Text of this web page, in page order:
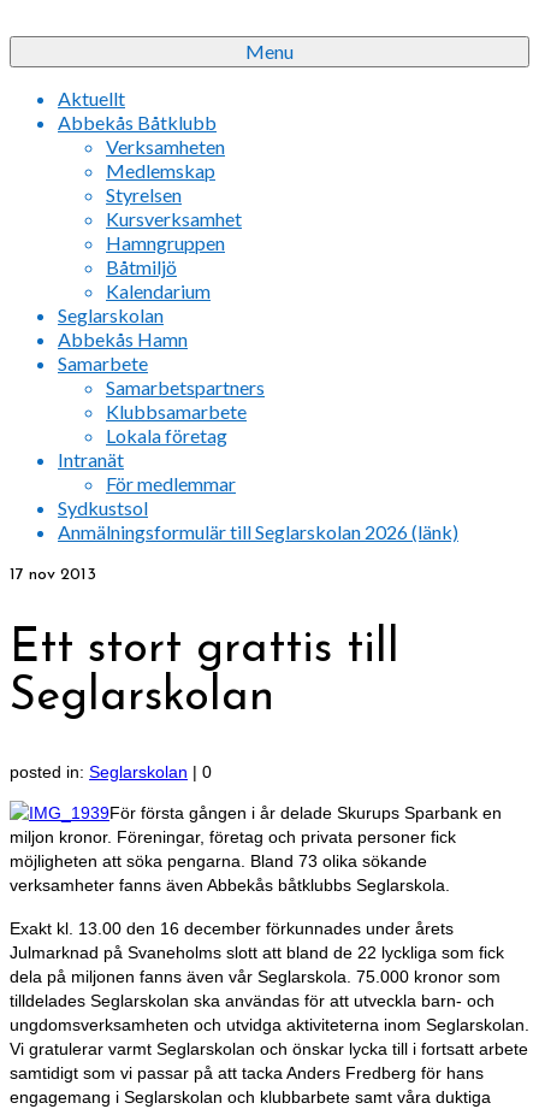
Menu
Aktuellt
Abbekås Båtklubb
Verksamheten
Medlemskap
Styrelsen
Kursverksamhet
Hamngruppen
Båtmiljö
Kalendarium
Seglarskolan
Abbekås Hamn
Samarbete
Samarbetspartners
Klubbsamarbete
Lokala företag
Intranät
För medlemmar
Sydkustsol
Anmälningsformulär till Seglarskolan 2026 (länk)
17 nov 2013
Ett stort grattis till
Seglarskolan
posted in: Seglarskolan | 0
För första gången i år delade Skurups Sparbank en
miljon kronor. Föreningar, företag och privata personer fick
möjligheten att söka pengarna. Bland 73 olika sökande
verksamheter fanns även Abbekås båtklubbs Seglarskola.
Exakt kl. 13.00 den 16 december förkunnades under årets
Julmarknad på Svaneholms slott att bland de 22 lyckliga som fick
dela på miljonen fanns även vår Seglarskola. 75.000 kronor som
tilldelades Seglarskolan ska användas för att utveckla barn- och
ungdomsverksamheten och utvidga aktiviteterna inom Seglarskolan.
Vi gratulerar varmt Seglarskolan och önskar lycka till i fortsatt arbete
samtidigt som vi passar på att tacka Anders Fredberg för hans
engagemang i Seglarskolan och klubbarbete samt våra duktiga